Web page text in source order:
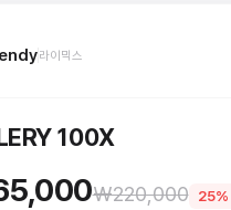
라이믹스
100X
₩220,000 25%